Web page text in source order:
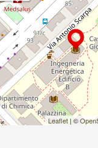
Leaflet| ©